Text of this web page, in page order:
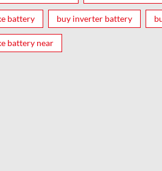
battery buy inverter battery
battery near